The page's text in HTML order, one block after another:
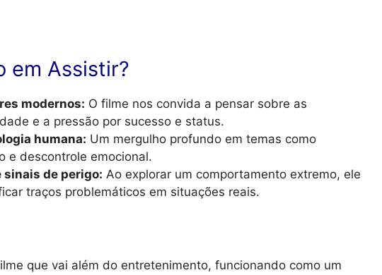
em Assistir?
modernos: O filme nos convida a pensar sobre as
e a pressão por sucesso e status.
humana: Um mergulho profundo em temas como
e descontrole emocional.
sinais de perigo: Ao explorar um comportamento extremo, ele
traços problemáticos em situações reais.
que vai além do entretenimento, funcionando como um